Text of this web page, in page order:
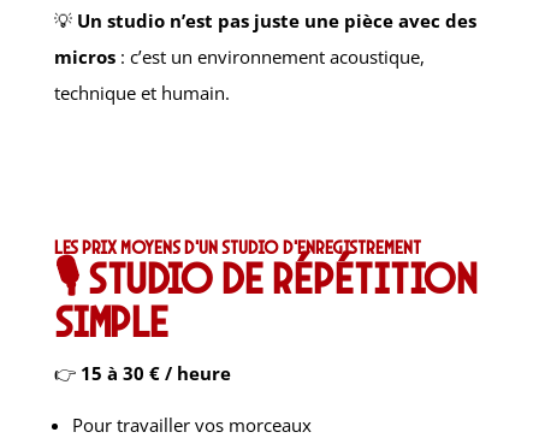
💡 Un studio n’est pas juste une pièce avec des
micros: c’est un environnement acoustique,
technique et humain.
Les prix moyens d’un studio d’enregistrement
🎙️ Studio de répétition
simple
👉 15 à 30 € / heure
Pour travailler vos morceaux